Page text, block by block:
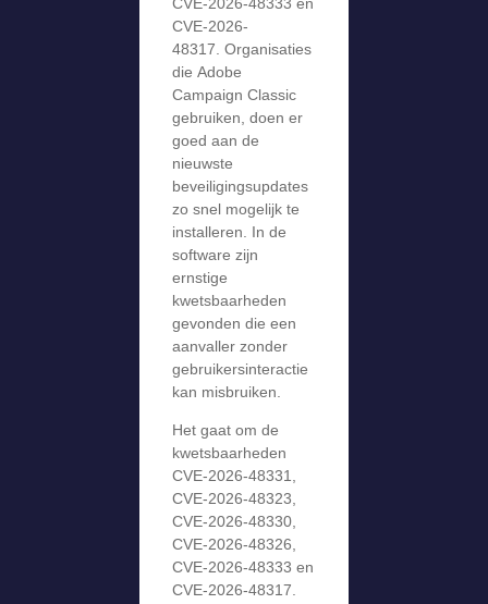
CVE-2026-
48317. Organisaties
die Adobe
Campaign Classic
gebruiken, doen er
goed aan de
nieuwste
beveiligingsupdates
zo snel mogelijk te
installeren. In de
software zijn
ernstige
kwetsbaarheden
gevonden die een
aanvaller zonder
gebruikersinteractie
kan misbruiken.
Het gaat om de
kwetsbaarheden
CVE-2026-48331,
CVE-2026-48323,
CVE-2026-48330,
CVE-2026-48326,
CVE-2026-48333 en
CVE-2026-48317.